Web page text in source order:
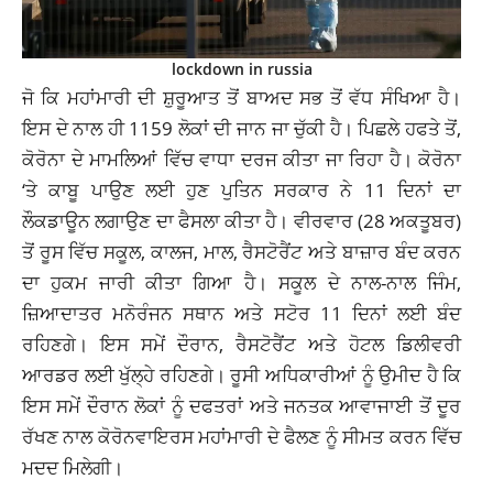
lockdown in russia
ਜੋ ਕਿ ਮਹਾਂਮਾਰੀ ਦੀ ਸ਼ੁਰੂਆਤ ਤੋਂ ਬਾਅਦ ਸਭ ਤੋਂ ਵੱਧ ਸੰਖਿਆ ਹੈ।
ਇਸ ਦੇ ਨਾਲ ਹੀ 1159 ਲੋਕਾਂ ਦੀ ਜਾਨ ਜਾ ਚੁੱਕੀ ਹੈ। ਪਿਛਲੇ ਹਫਤੇ ਤੋਂ,
ਕੋਰੋਨਾ ਦੇ ਮਾਮਲਿਆਂ ਵਿੱਚ ਵਾਧਾ ਦਰਜ ਕੀਤਾ ਜਾ ਰਿਹਾ ਹੈ। ਕੋਰੋਨਾ
‘ਤੇ ਕਾਬੂ ਪਾਉਣ ਲਈ ਹੁਣ ਪੁਤਿਨ ਸਰਕਾਰ ਨੇ 11 ਦਿਨਾਂ ਦਾ
ਲੌਕਡਾਊਨ ਲਗਾਉਣ ਦਾ ਫੈਸਲਾ ਕੀਤਾ ਹੈ। ਵੀਰਵਾਰ (28 ਅਕਤੂਬਰ)
ਤੋਂ ਰੂਸ ਵਿੱਚ ਸਕੂਲ, ਕਾਲਜ, ਮਾਲ, ਰੈਸਟੋਰੈਂਟ ਅਤੇ ਬਾਜ਼ਾਰ ਬੰਦ ਕਰਨ
ਦਾ ਹੁਕਮ ਜਾਰੀ ਕੀਤਾ ਗਿਆ ਹੈ। ਸਕੂਲ ਦੇ ਨਾਲ-ਨਾਲ ਜਿੰਮ,
ਜ਼ਿਆਦਾਤਰ ਮਨੋਰੰਜਨ ਸਥਾਨ ਅਤੇ ਸਟੋਰ 11 ਦਿਨਾਂ ਲਈ ਬੰਦ
ਰਹਿਣਗੇ। ਇਸ ਸਮੇਂ ਦੌਰਾਨ, ਰੈਸਟੋਰੈਂਟ ਅਤੇ ਹੋਟਲ ਡਿਲੀਵਰੀ
ਆਰਡਰ ਲਈ ਖੁੱਲ੍ਹੇ ਰਹਿਣਗੇ। ਰੂਸੀ ਅਧਿਕਾਰੀਆਂ ਨੂੰ ਉਮੀਦ ਹੈ ਕਿ
ਇਸ ਸਮੇਂ ਦੌਰਾਨ ਲੋਕਾਂ ਨੂੰ ਦਫਤਰਾਂ ਅਤੇ ਜਨਤਕ ਆਵਾਜਾਈ ਤੋਂ ਦੂਰ
ਰੱਖਣ ਨਾਲ ਕੋਰੋਨਵਾਇਰਸ ਮਹਾਂਮਾਰੀ ਦੇ ਫੈਲਣ ਨੂੰ ਸੀਮਤ ਕਰਨ ਵਿੱਚ
ਮਦਦ ਮਿਲੇਗੀ।